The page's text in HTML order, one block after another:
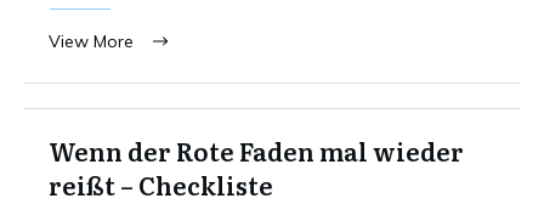
View More
Wenn der Rote Faden mal wieder
reißt – Checkliste